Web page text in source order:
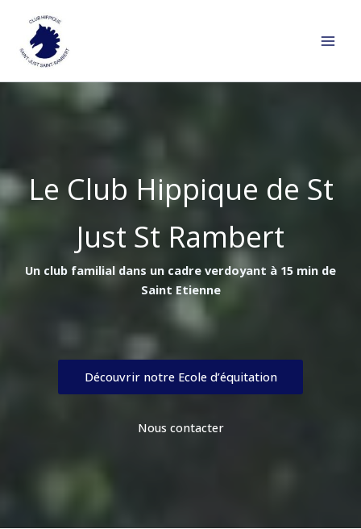
contenu
Le Club Hippique de St
Just St Rambert
Un club familial dans un cadre verdoyant à 15 min de
Saint Etienne
Découvrir notre Ecole d’équitation
Nous contacter